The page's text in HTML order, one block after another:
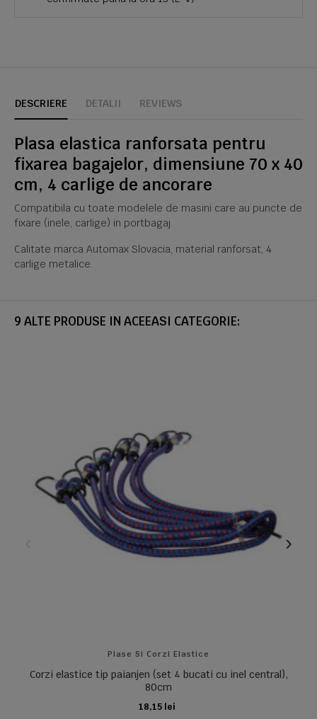
DESCRIERE DETALII REVIEWS
Plasa elastica ranforsata pentru
fixarea bagajelor, dimensiune 70 x 40
cm, 4 carlige de ancorare
Compatibila cu toate modelele de masini care au puncte de
fixare (inele, carlige) in portbagaj.
Calitate marca Automax Slovacia, material ranforsat, 4
carlige metalice.
9 ALTE PRODUSE IN ACEEASI CATEGORIE:
Plase Si Corzi Elastice
Corzi elastice tip paianjen (set 4 bucati cu inel central),
80cm
18,15 lei
ADAUGA IN COS